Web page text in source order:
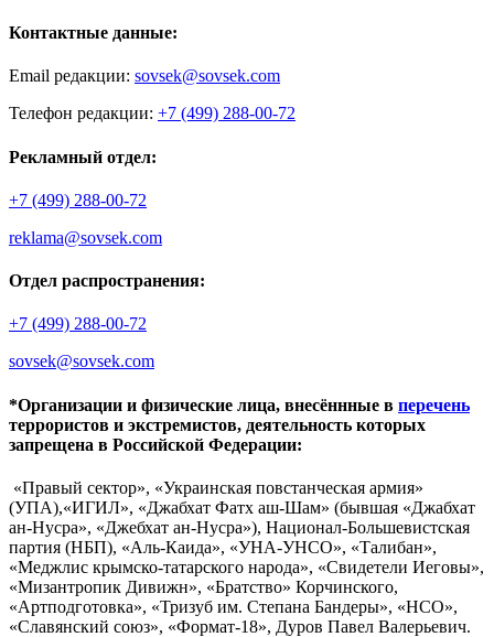
Контактные данные:
Email редакции: sovsek@sovsek.com
Телефон редакции: +7 (499) 288-00-72
Рекламный отдел:
+7 (499) 288-00-72
reklama@sovsek.com
Отдел распространения:
+7 (499) 288-00-72
sovsek@sovsek.com
*Организации и физические лица, внесённные в перечень
террористов и экстремистов, деятельность которых
запрещена в Российской Федерации:
«Правый сектор», «Украинская повстанческая армия»
(УПА),«ИГИЛ», «Джабхат Фатх аш-Шам» (бывшая «Джабхат
ан-Нусра», «Джебхат ан-Нусра»), Национал-Большевистская
партия (НБП), «Аль-Каида», «УНА-УНСО», «Талибан»,
«Меджлис крымско-татарского народа», «Свидетели Иеговы»,
«Мизантропик Дивижн», «Братство» Корчинского,
«Артподготовка», «Тризуб им. Степана Бандеры», «НСО»,
«Славянский союз», «Формат-18», Дуров Павел Валерьевич.